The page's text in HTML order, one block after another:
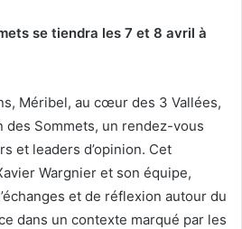
se tiendra les 7 et 8 avril à
Méribel, au cœur des 3 Vallées,
des Sommets, un rendez-vous
et leaders d’opinion. Cet
Wargnier et son équipe,
et de réflexion autour du
dans un contexte marqué par les